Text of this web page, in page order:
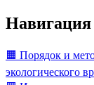
Навигация
🟧 Порядок и
экологического